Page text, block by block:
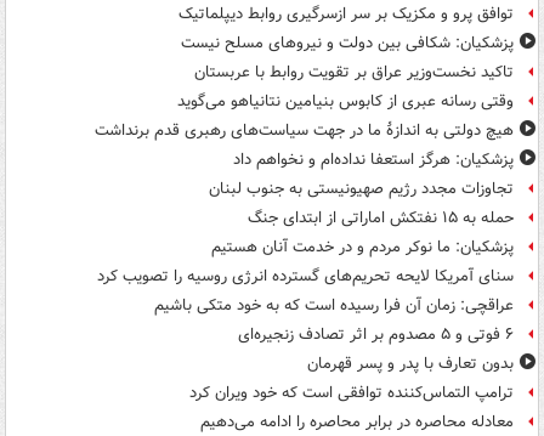
توافق پرو و مکزیک بر سر ازسرگیری روابط دیپلماتیک
پزشکیان: شکافی بین دولت و نیروهای مسلح نیست
تاکید نخست‌وزیر عراق بر تقویت روابط با عربستان
وقتی رسانه عبری از کابوس بنیامین نتانیاهو می‌گوید
هیچ دولتی به اندازۀ ما در جهت سیاست‌های رهبری قدم برنداشت
پزشکیان: هرگز استعفا نداده‌ام و نخواهم داد
تجاوزات مجدد رژیم صهیونیستی به جنوب لبنان
حمله به ۱۵ نفتکش‌ اماراتی از ابتدای جنگ
پزشکیان: ما نوکر مردم و در خدمت آنان هستیم
سنای آمریکا لایحه تحریم‌های گسترده انرژی روسیه را تصویب کرد
عراقچی: زمان آن فرا رسیده است که به خود متکی باشیم
۶ فوتی و ۵ مصدوم بر اثر تصادف زنجیره‌ای
بدون تعارف با پدر و پسر قهرمان
ترامپ التماس‌کننده توافقی است که خود ویران کرد
معادله محاصره در برابر محاصره را ادامه می‌دهیم